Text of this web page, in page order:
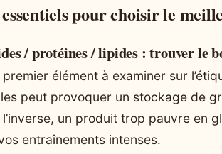
pour choisir le
/ protéines / lipides : trouver le
élément à examiner sur
peut provoquer un stockage de
un produit trop pauvre en
entraînements intenses.